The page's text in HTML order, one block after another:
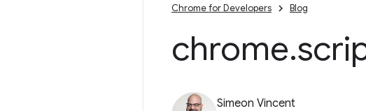
Chrome for Developers Blog
chrome.
Simeon Vincent